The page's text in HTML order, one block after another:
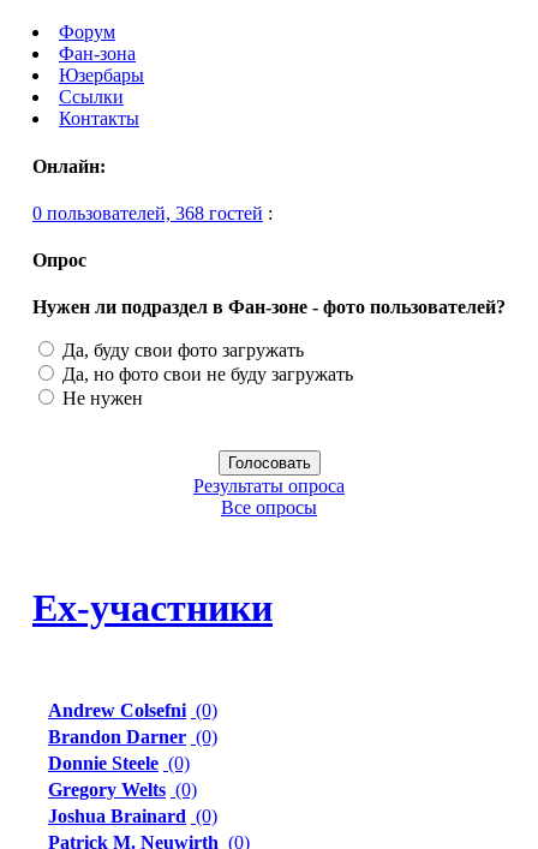
Форум
Фан-зона
Юзербары
Ссылки
Контакты
Онлайн:
0 пользователей, 368 гостей :
Опрос
Нужен ли подраздел в Фан-зоне - фото пользователей?
Да, буду свои фото загружать
Да, но фото свои не буду загружать
Не нужен
Результаты опроса
Все опросы
Ех-участники
Andrew Colsefni (0)
Brandon Darner (0)
Donnie Steele (0)
Gregory Welts (0)
Joshua Brainard (0)
Patrick M. Neuwirth (0)